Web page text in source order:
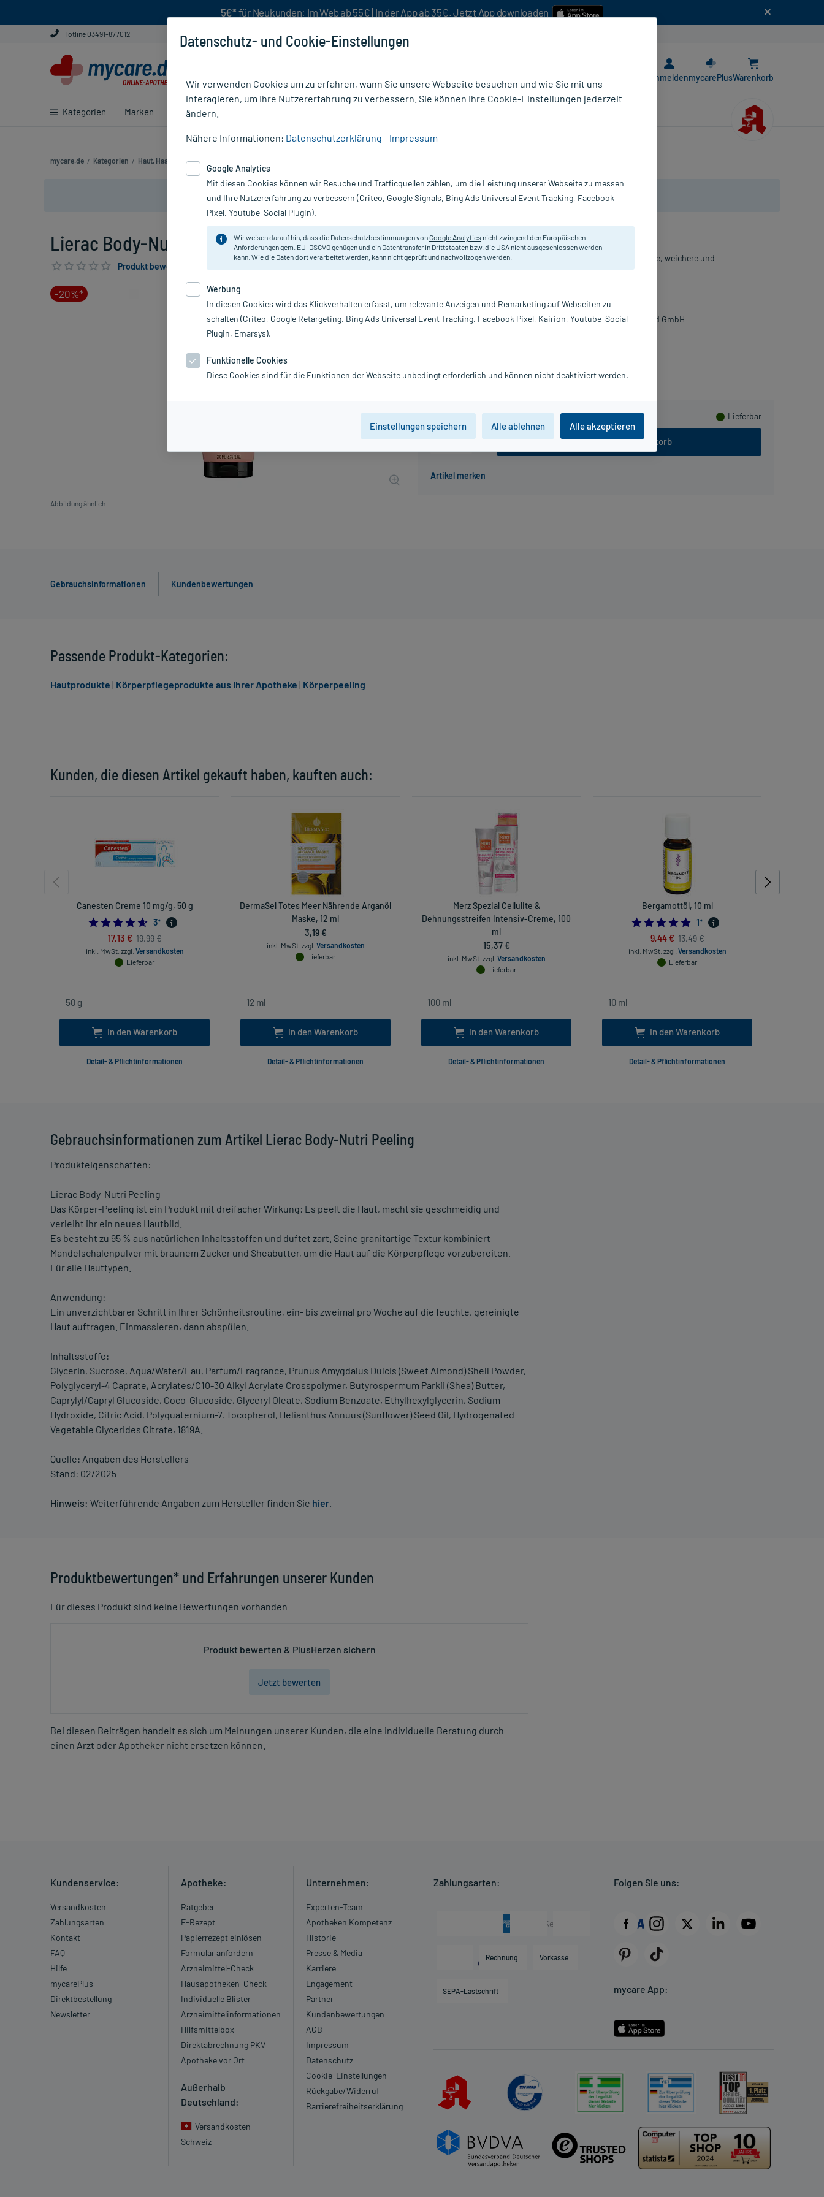
5€* für Neukunden: Im Web ab 55€ | In der App ab 35€. Jetzt App downloaden
Hotline 03491-877012
Kategorien Marken Ratgeber
AnmeldenmycarePlusWarenkorb
mycare.de / Kategorien / Haut, Haare & Nägel
Nur für kurze Zeit:Gratis-Versand* ab 19€ Mindestbestellwert!
Lierac Body-Nutri Peeling, 200 ml
Produkt bewerten & PlusHerzen sichern
-20%*
Abbildung ähnlich
Lieferbar
In den Warenkorb
Lierac
Das Körper-Peeling entfernt abgestorbene Zellen für eine glattere, weichere und
geschmeidigere Haut.
PZN:
19180565
Hersteller:
Laboratoire Native Deutschland GmbH
Gebrauchsinformationen Kundenbewertungen
Gebrauchsinformationen zum Artikel Lierac Body-Nutri Peeling
Produkteigenschaften:
Lierac Body-Nutri Peeling
Das Körper-Peeling ist ein Produkt mit dreifacher Wirkung: Es peelt die Haut, macht sie geschmeidig und
verleiht ihr ein neues Hautbild.
Es besteht zu 95 % aus natürlichen Inhaltsstoffen und duftet zart. Seine granitartige Textur kombiniert
Mandelschalenpulver mit braunem Zucker und Sheabutter, um die Haut auf die Körperpflege vorzubereiten.
Für alle Hauttypen.
Anwendung:
Ein unverzichtbarer Schritt in Ihrer Schönheitsroutine, ein- bis zweimal pro Woche auf die feuchte, gereinigte
Haut auftragen. Einmassieren, dann abspülen.
Inhaltsstoffe:
Glycerin, Sucrose, Aqua/Water/Eau, Parfum/Fragrance, Prunus Amygdalus Dulcis (Sweet Almond) Shell Powder,
Polyglyceryl-4 Caprate, Acrylates/C10-30 Alkyl Acrylate Crosspolymer, Butyrospermum Parkii (Shea) Butter,
Caprylyl/Capryl Glucoside, Coco-Glucoside, Glyceryl Oleate, Sodium Benzoate, Ethylhexylglycerin, Sodium
Hydroxide, Citric Acid, Polyquaternium-7, Tocopherol, Helianthus Annuus (Sunflower) Seed Oil, Hydrogenated
Vegetable Glycerides Citrate, 1819A.
Quelle: Angaben des Herstellers
Stand: 02/2025
Hinweis: Weiterführende Angaben zum Hersteller finden Sie hier
Produktbewertungen* und Erfahrungen unserer Kunden
Für dieses Produkt sind keine Bewertungen vorhanden
Produkt bewerten & PlusHerzen sichern
Jetzt bewerten
Bei diesen Beiträgen handelt es sich um Meinungen unserer Kunden, die eine individuelle Beratung durch
einen Arzt oder Apotheker nicht ersetzen können.
Kunden, die diesen Artikel gekauft haben, kauften auch:
Canesten Creme 10 mg/g, 50 g
4.666666666666667
3*
17,13 € 19,99 €
inkl. MwSt. zzgl. Versandkosten
Lieferbar
In den Warenkorb
Detail- & Pflichtinformationen
DermaSel Totes Meer Nährende Arganöl
Maske, 12 ml
3,19 €
inkl. MwSt. zzgl. Versandkosten
Lieferbar
In den Warenkorb
Detail- & Pflichtinformationen
Merz Spezial Cellulite &
Dehnungsstreifen Intensiv-Creme, 100
ml
15,37 €
inkl. MwSt. zzgl. Versandkosten
Lieferbar
In den Warenkorb
Detail- & Pflichtinformationen
Bergamottöl, 10 ml
5.0
1*
9,44 € 13,49 €
inkl. MwSt. zzgl. Versandkosten
Lieferbar
In den Warenkorb
Detail- & Pflichtinformationen
Passende Produkt-Kategorien:
Hautprodukte | Körperpflegeprodukte aus Ihrer Apotheke | Körperpeeling
Kundenservice:
Versandkosten
Zahlungsarten
Kontakt
FAQ
Hilfe
mycarePlus
Direktbestellung
Newsletter
Apotheke:
Ratgeber
E-Rezept
Papierrezept einlösen
Formular anfordern
Arzneimittel-Check
Hausapotheken-Check
Individuelle Blister
Arzneimittelinformationen
Hilfsmittelbox
Direktabrechnung PKV
Apotheke vor Ort
Außerhalb
Deutschland:
Versandkosten
Schweiz
Unternehmen:
Experten-Team
Apotheken Kompetenz
Historie
Presse & Media
Karriere
Engagement
Partner
Kundenbewertungen
AGB
Impressum
Datenschutz
Cookie-Einstellungen
Rückgabe/Widerruf
Barrierefreiheitserklärung
Zahlungsarten:
Rechnung Vorkasse
SEPA-Lastschrift
Folgen Sie uns:
mycare App:
Datenschutz- und Cookie-Einstellungen
Wir verwenden Cookies um zu erfahren, wann Sie unsere Webseite besuchen und wie Sie mit uns
interagieren, um Ihre Nutzererfahrung zu verbessern. Sie können Ihre Cookie-Einstellungen jederzeit
ändern.
Nähere Informationen: Datenschutzerklärung Impressum
Google Analytics
Mit diesen Cookies können wir Besuche und Trafficquellen zählen, um die Leistung unserer Webseite zu messen
und Ihre Nutzererfahrung zu verbessern (Criteo, Google Signals, Bing Ads Universal Event Tracking, Facebook
Pixel, Youtube-Social Plugin).
Wir weisen darauf hin, dass die Datenschutzbestimmungen vonGoogle Analytics nicht zwingend den Europäischen
Anforderungen gem. EU-DSGVO genügen und ein Datentransfer in Drittstaaten bzw. die USA nicht ausgeschlossen werden
kann. Wie die Daten dort verarbeitet werden, kann nicht geprüft und nachvollzogen werden.
Werbung
In diesen Cookies wird das Klickverhalten erfasst, um relevante Anzeigen und Remarketing auf Webseiten zu
schalten (Criteo, Google Retargeting, Bing Ads Universal Event Tracking, Facebook Pixel, Kairion, Youtube-Social
Plugin, Emarsys).
Funktionelle Cookies
Diese Cookies sind für die Funktionen der Webseite unbedingt erforderlich und können nicht deaktiviert werden.
Einstellungen speichern Alle ablehnen Alle akzeptieren